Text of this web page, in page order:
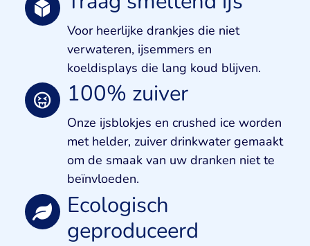
Voor heerlijke drankjes die niet
verwateren, ijsemmers en
koeldisplays die lang koud blijven.
100% zuiver
Onze ijsblokjes en crushed ice worden
met helder, zuiver drinkwater gemaakt
om de smaak van uw dranken niet te
beïnvloeden.
Ecologisch
geproduceerd